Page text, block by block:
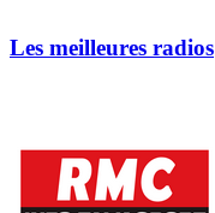
Les meilleures radios